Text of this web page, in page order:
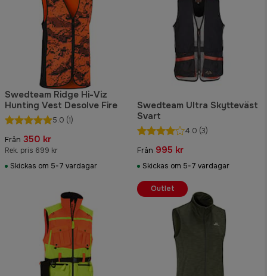
Swedteam Ridge Hi-Viz
Hunting Vest Desolve Fire
5.0 (1)
Från 350 kr
Rek. pris 699 kr
Skickas om 5-7 vardagar
Swedteam Ultra Skytteväst
Svart
4.0 (3)
Från 995 kr
Skickas om 5-7 vardagar
Outlet